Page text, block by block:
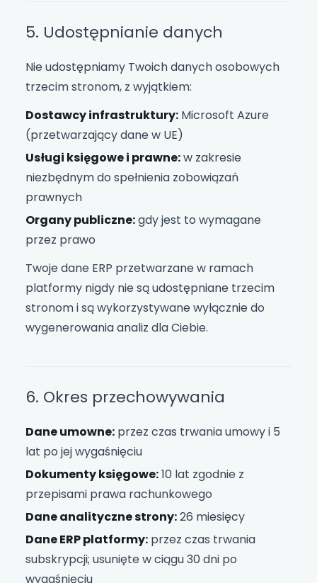
5. Udostępnianie danych
Nie udostępniamy Twoich danych osobowych
trzecim stronom, z wyjątkiem:
Dostawcy infrastruktury: Microsoft Azure
(przetwarzający dane w UE)
Usługi księgowe i prawne:w zakresie
niezbędnym do spełnienia zobowiązań
prawnych
Organy publiczne:gdy jest to wymagane
przez prawo
Twoje dane ERP przetwarzane w ramach
platformy nigdy nie są udostępniane trzecim
stronom i są wykorzystywane wyłącznie do
wygenerowania analiz dla Ciebie.
6. Okres przechowywania
Dane umowne: przez czas trwania umowy i 5
lat po jej wygaśnięciu
Dokumenty księgowe:10 lat zgodnie z
przepisami prawa rachunkowego
Dane analityczne strony:26 miesięcy
Dane ERP platformy: przez czas trwania
subskrypcji; usunięte w ciągu 30 dni po
wygaśnięciu